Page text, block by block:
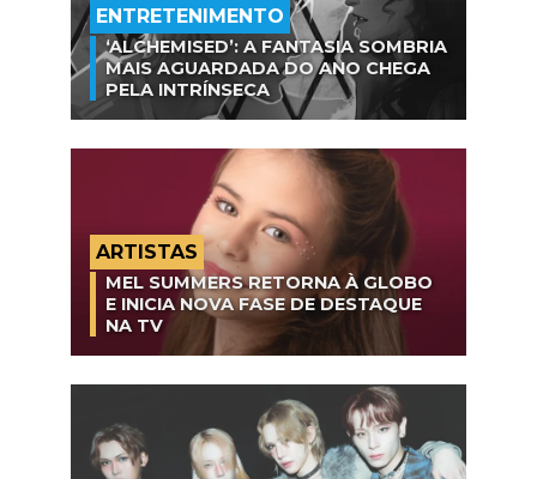
ENTRETENIMENTO
‘ALCHEMISED’: A FANTASIA SOMBRIA
MAIS AGUARDADA DO ANO CHEGA
PELA INTRÍNSECA
ARTISTAS
MEL SUMMERS RETORNA À GLOBO
E INICIA NOVA FASE DE DESTAQUE
NA TV